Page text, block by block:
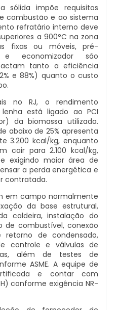
De Calor Sensivel
De Caldeiras
Operação De
Segurança Na
Em Vasos De
De Caldeiraria
De Caldeiraria E
Aquatubulares
Caldeiras
De Caldeiras
Caldeiras
Caldeiras
A Vapor
Preço
A Gás
A Lenha
A Pellets
De Aquecimento
Empresa
A Gás
Usadas
Vapor
A Vapor
Vapor
Vapor
A Vapor
Vapor
A Vapor
A Vapor
Vapor
A Gás
A Gás
A Gás
Gás
A Gás
A Gás
Caldeira A Gás
sólida impõe requisitos
combustão e ao sistema
refratário interno deve
a 900°C na zona
fixas ou móveis, pré-
economizador são
tanto a eficiência
e 88%) quanto o custo
no RJ, o rendimento
está ligado ao PCI
da biomassa utilizada.
abaixo de 25% apresenta
3.200 kcal/kg, enquanto
cair para 2.100 kcal/kg,
exigindo maior área de
a perda energética e
contratada.
em campo normalmente
da base estrutural,
caldeira, instalação do
de combustível, conexão
de condensado,
controle e válvulas de
além de testes de
ASME. A equipe de
e contar com
conforme exigência NR-